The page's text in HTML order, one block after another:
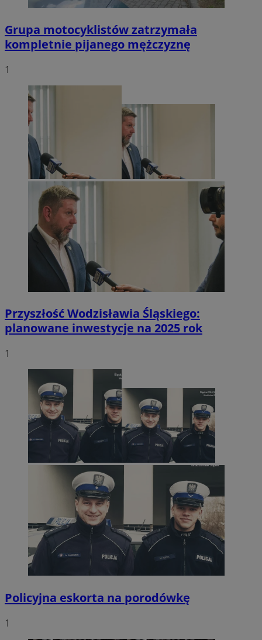
Grupa motocyklistów zatrzymała
kompletnie pijanego mężczyznę
1
Przyszłość Wodzisławia Śląskiego:
planowane inwestycje na 2025 rok
1
Policyjna eskorta na porodówkę
1